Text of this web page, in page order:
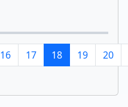
16 17 18 19 20